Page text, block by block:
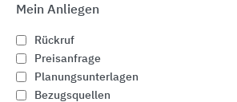
Mein Anliegen
Rückruf
Preisanfrage
Planungsunterlagen
Bezugsquellen